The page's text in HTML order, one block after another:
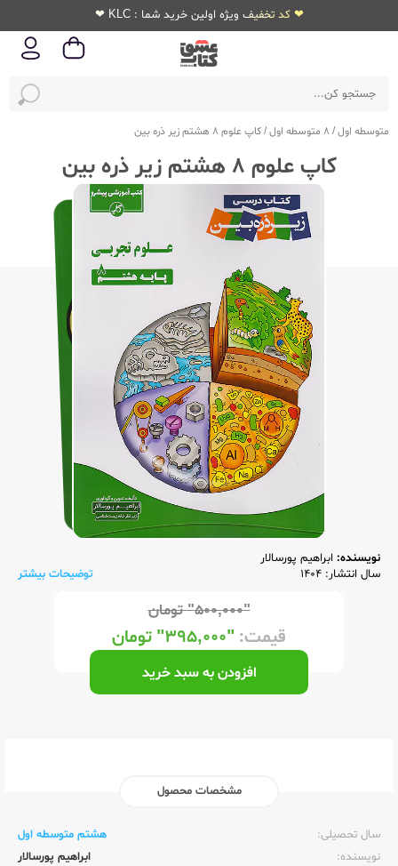
❤ کد تخفیف ویژه اولین خرید شما : KLC ❤
متوسطه اول/8 متوسطه اول /کاپ علوم 8 هشتم زیر ذره بین
کاپ علوم 8 هشتم زیر ذره بین
نویسنده: ابراهیم پورسالار
سال انتشار: 1404
توضیحات بیشتر
"۵۰۰,۰۰۰" تومان
قیمت: "۳۹۵,۰۰۰" تومان
افزودن به سبد خرید
مشخصات محصول
سال تحصیلی:‌
هشتم متوسطه اول
نویسنده:‌
ابراهیم پورسالار